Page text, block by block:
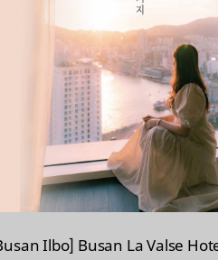
Ilbo] Busan La Valse